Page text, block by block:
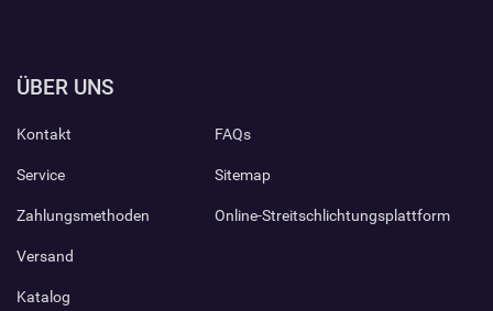
ÜBER UNS
Kontakt
Service
Zahlungsmethoden
Versand
Katalog
FAQs
Sitemap
Online-Streitschlichtungsplattform